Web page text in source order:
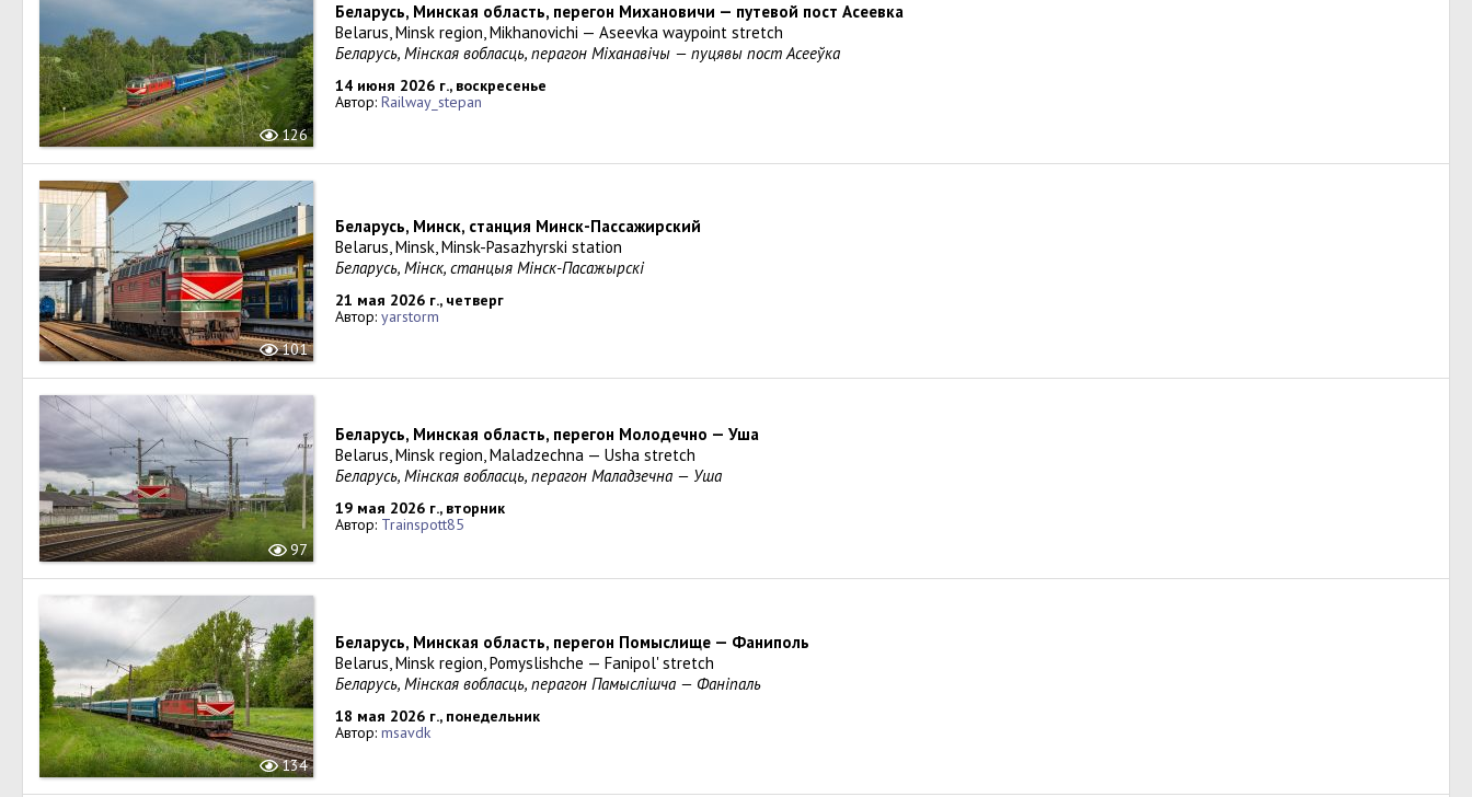
126
Беларусь, Минская область, перегон Михановичи — путевой пост Асеевка
Belarus, Minsk region, Mikhanovichi — Aseevka waypoint stretch
Беларусь, Мінская вобласць, перагон Міханавічы — пуцявы пост Асееўка
14 июня 2026 г., воскресенье
Автор: Railway_stepan
101
Беларусь, Минск, станция Минск-Пассажирский
Belarus, Minsk, Minsk-Pasazhyrski station
Беларусь, Мiнск, станцыя Мінск-Пасажырскi
21 мая 2026 г., четверг
Автор: yarstorm
97
Беларусь, Минская область, перегон Молодечно — Уша
Belarus, Minsk region, Maladzechna — Usha stretch
Беларусь, Мінская вобласць, перагон Маладзечна — Уша
19 мая 2026 г., вторник
Автор: Trainspott85
134
Беларусь, Минская область, перегон Помыслище — Фаниполь
Belarus, Minsk region, Pomyslishche — Fanipol' stretch
Беларусь, Мінская вобласць, перагон Памыслішча — Фаніпаль
18 мая 2026 г., понедельник
Автор: msavdk